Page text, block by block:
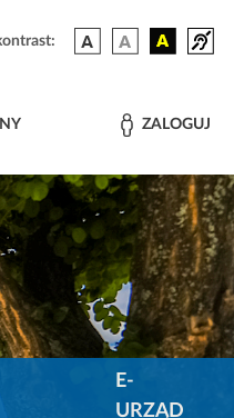
ZALOGUJ
E-
URZĄD